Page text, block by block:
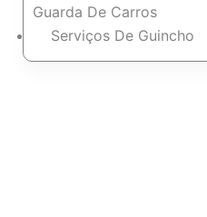
Guarda De Carros
Serviços De Guincho